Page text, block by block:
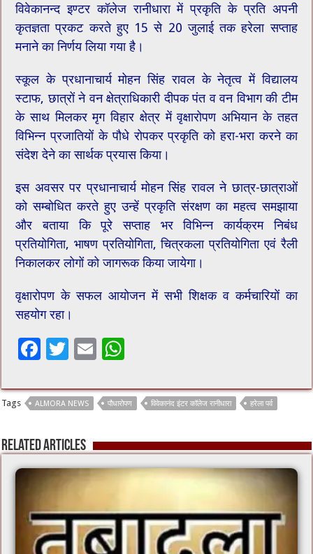
विवेकानन्द इण्टर कॉलेज रानीधारा में प्रकृति के प्रति अपनी
कृतज्ञता प्रकट करते हुए 15 से 20 जुलाई तक हरेला सप्ताह
मनाने का निर्णय लिया गया है।
स्कूल के प्रधानाचार्य मोहन सिंह रावल के नेतृत्व में विद्यालय
स्टाफ, छात्रों ने वन क्षेत्राधिकारी दीपक पंत व वन विभाग की टीम
के साथ मिलकर मृग विहार क्षेत्र में वृक्षारोपण अभियान के तहत
विभिन्न प्रजातियों के पौधे रोपकर प्रकृति को हरा-भरा करने का
संदेश देने का सार्थक प्रयास किया।
इस अवसर पर प्रधानाचार्य मोहन सिंह रावल ने छात्र-छात्राओं
को सम्बोधित करते हुए उन्हें प्रकृति संरक्षण का महत्व समझाया
और बताया कि पूरे सप्ताह भर विभिन्न कार्यक्रम निबंध
प्रतियोगिता, भाषण प्रतियोगिता, चित्रकला प्रतियोगिता एवं रैली
निकालकर लोगों को जागरूक किया जायेगा।
वृक्षारोपण के सफल आयोजन में सभी शिक्षक व कर्मचारियों का
सहयोग रहा।
F
e
b
o
o
k
T
tt
er
E
ai
l
at
sA
p
p
Tags ALMORA NEWS पौधारोपण विवेकानंद इंटर कॉलेज रानीधारा हरेला पर्व
Related Articles